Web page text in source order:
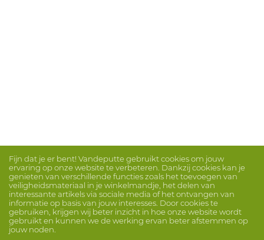
Fijn dat je er bent! Vandeputte gebruikt cookies om jouw
ervaring op onze website te verbeteren. Dankzij cookies kan je
genieten van verschillende functies zoals het toevoegen van
veiligheidsmateriaal in je winkelmandje, het delen van
interessante artikels via sociale media of het ontvangen van
informatie op basis van jouw interesses. Door cookies te
gebruiken, krijgen wij beter inzicht in hoe onze website wordt
gebruikt en kunnen we de werking ervan beter afstemmen op
jouw noden.